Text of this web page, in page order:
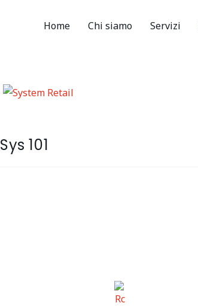
Home Chi siamo Servizi
Sys 101